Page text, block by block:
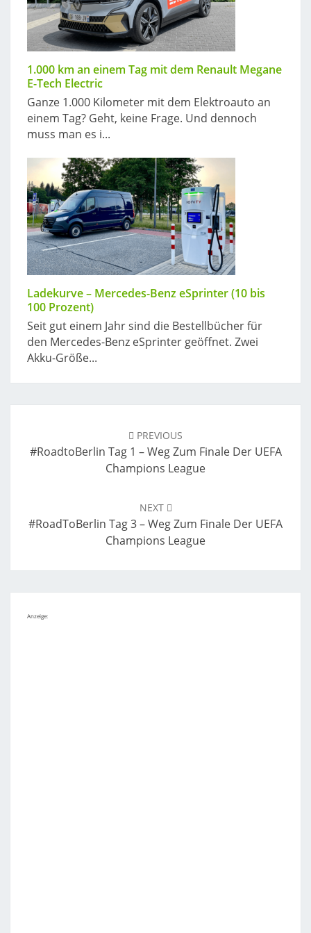
1.000 km an einem Tag mit dem Renault Megane
E-Tech Electric
Ganze 1.000 Kilometer mit dem Elektroauto an
einem Tag? Geht, keine Frage. Und dennoch
muss man es i...
Ladekurve – Mercedes-Benz eSprinter (10 bis
100 Prozent)
Seit gut einem Jahr sind die Bestellbücher für
den Mercedes-Benz eSprinter geöffnet. Zwei
Akku-Größe...
PREVIOUS
#RoadtoBerlin Tag 1 – Weg Zum Finale Der UEFA
Champions League
NEXT
#RoadToBerlin Tag 3 – Weg Zum Finale Der UEFA
Champions League
Anzeige: